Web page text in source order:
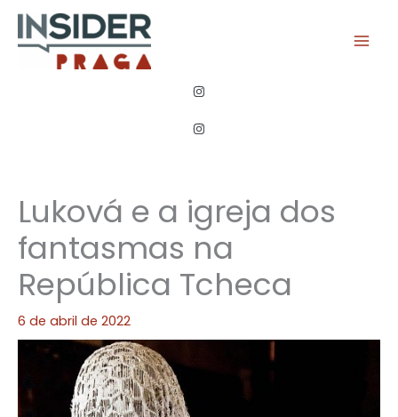
conteúdo
Luková e a igreja dos
fantasmas na
República Tcheca
6 de abril de 2022